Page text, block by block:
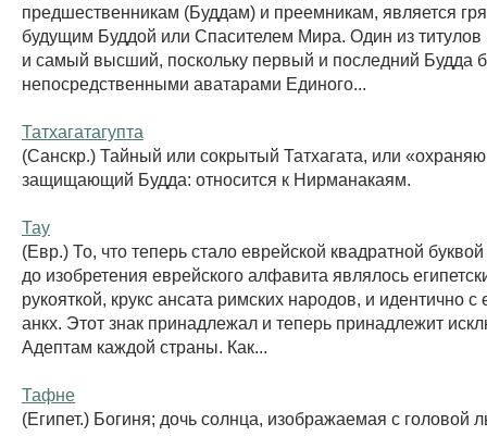
предшественникам (Буддам) и преемникам, является
будущим Буддой или Спасителем Мира. Один из
и самый высший, поскольку первый и последний Будда
непосредственными аватарами Единого...
Татхагатагупта
(Санскр.) Тайный или сокрытый Татхагата, или
защищающий Будда: относится к Нирманакаям.
Тау
(Евр.) То, что теперь стало еврейской квадратной буквой
до изобретения еврейского алфавита являлось
рукояткой, крукс ансата римских народов, и идентично с
анкх. Этот знак принадлежал и теперь принадлежит
Адептам каждой страны. Как...
Тафне
(Египет.) Богиня; дочь солнца, изображаемая с головой